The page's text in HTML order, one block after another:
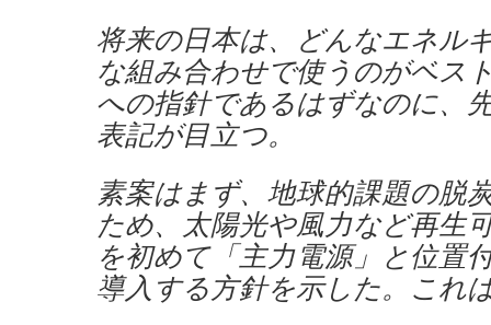
将来の日本は、どんなエネル
な組み合わせで使うのがベス
への指針であるはずなのに、
表記が目立つ。
素案はまず、地球的課題の脱
ため、太陽光や風力など再生
を初めて「主力電源」と位置
導入する方針を示した。これ